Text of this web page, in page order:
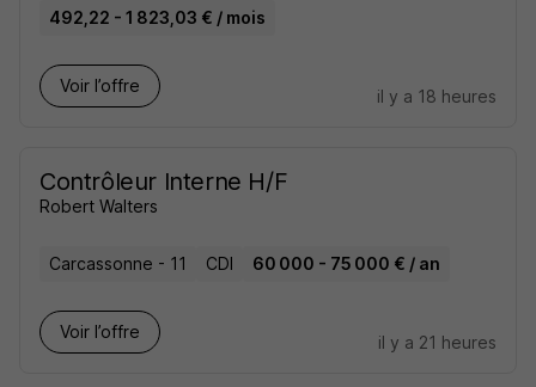
492,22 - 1 823,03 € / mois
Voir l’offre
il y a 18 heures
Contrôleur Interne H/F
Robert Walters
Carcassonne - 11 CDI 60 000 - 75 000 € / an
Voir l’offre
il y a 21 heures